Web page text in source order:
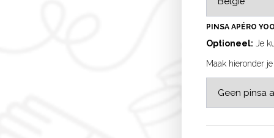
PINSA APÉRO
Optioneel: Je
Maak hieronder je